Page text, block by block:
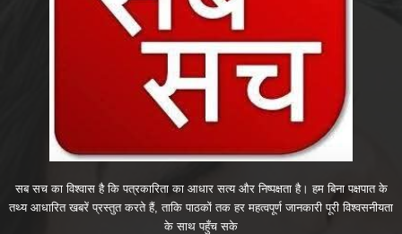
सब सच का विश्वास है कि पत्रकारिता का आधार सत्य और निष्पक्षता है। हम बिना पक्षपात के
तथ्य आधारित खबरें प्रस्तुत करते हैं, ताकि पाठकों तक हर महत्वपूर्ण जानकारी पूरी विश्वसनीयता
के साथ पहुँच सके